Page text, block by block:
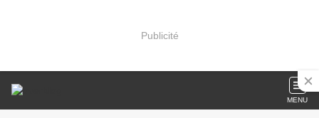
Publicité
MENU